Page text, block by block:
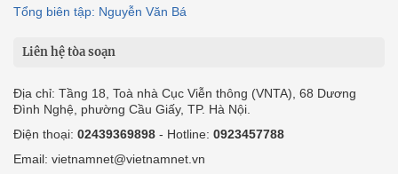
Tổng biên tập: Nguyễn Văn Bá
Liên hệ tòa soạn
Địa chỉ: Tầng 18, Toà nhà Cục Viễn thông (VNTA), 68 Dương
Đình Nghệ, phường Cầu Giấy, TP. Hà Nội.
Điện thoại: 02439369898 - Hotline: 0923457788
Email: vietnamnet@vietnamnet.vn